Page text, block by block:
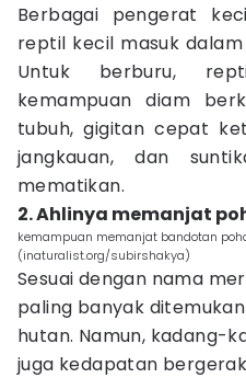
Berbagai pengerat
reptil kecil masuk
Untuk berburu,
kemampuan diam
tubuh, gigitan cepat
jangkauan, dan
mematikan.
2. Ahlinya memanjat
kemampuan memanjat bandotan
(inaturalist.org/subirshakya)
Sesuai dengan nama
paling banyak
hutan. Namun, kadang-
juga kedapatan